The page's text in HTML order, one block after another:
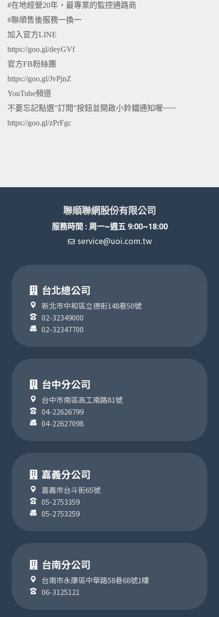
#在地經營20年，最專業的監控通路商
#聯順售後服務一換一
加入官方LINE
https://goo.gl/deyGVf
官方FB粉絲團
https://goo.gl/JvPjnZ
YouTube頻道
不要忘記點選”訂閱”按鈕並開啟小鈴鐺通知喔~~~
https://goo.gl/zPrFgc
聯順聯網股份有限公司
服務時間 : 周一~週五 9:00~18:00
service@uoi.com.tw
台北總公司
新北市中和區立德街148巷50號
02-32349000
02-32347700
台中分公司
台中市南區高工南路81號
04-22626799
04-22627098
嘉義分公司
嘉義市台斗街65號
05-2753359
05-2753259
台南分公司
台南市永康區中華路58巷68號1樓
06-3125121